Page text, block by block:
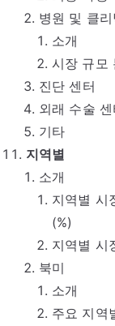
병원 및 클
소개
시장 규모
진단 센터
외래 수술 센
기타
지역별
소개
지역별 시
(%)
지역별 시
북미
소개
주요 지역